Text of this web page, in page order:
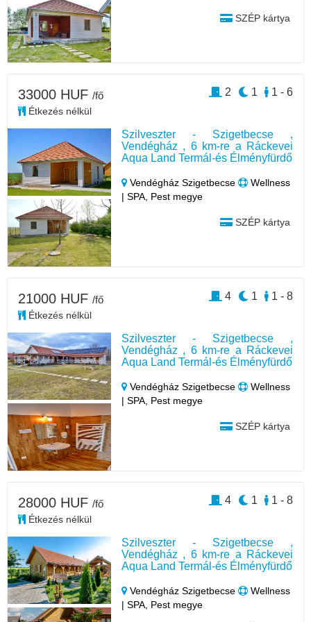
SZÉP kártya
Szilveszter - Szigetbecse ,
Vendégház , 6 km-re a Ráckevei
Aqua Land Termál-és Élményfürdő
Vendégház Szigetbecse
Wellness
| SPA, Pest megye
SZÉP kártya
33000 HUF /fő
Étkezés nélkül
1 - 6
1
2
Szilveszter - Szigetbecse ,
Vendégház , 6 km-re a Ráckevei
Aqua Land Termál-és Élményfürdő
Vendégház Szigetbecse
Wellness
| SPA, Pest megye
SZÉP kártya
21000 HUF /fő
Étkezés nélkül
1 - 8
1
4
Szilveszter - Szigetbecse ,
Vendégház , 6 km-re a Ráckevei
Aqua Land Termál-és Élményfürdő
Vendégház Szigetbecse
Wellness
| SPA, Pest megye
28000 HUF /fő
Étkezés nélkül
1 - 8
1
4